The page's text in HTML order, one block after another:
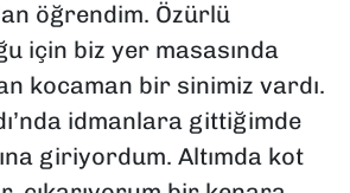
öğrendim. Özürlü
için biz yer masasında
kocaman bir sinimiz vardı.
idmanlara gittiğimde
giriyordum. Altımda kot